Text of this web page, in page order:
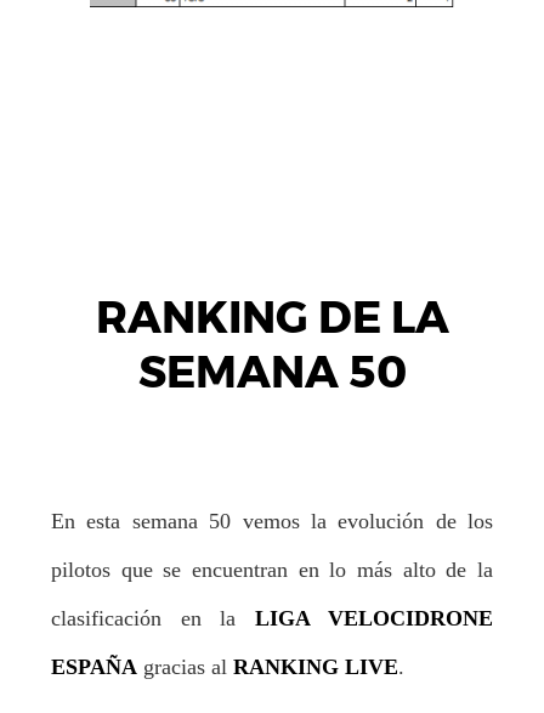
RANKING DE LA
SEMANA 50
En esta semana 50 vemos la evolución de los
pilotos que se encuentran en lo más alto de la
clasificación en la LIGA VELOCIDRONE
ESPAÑA gracias al RANKING LIVE.